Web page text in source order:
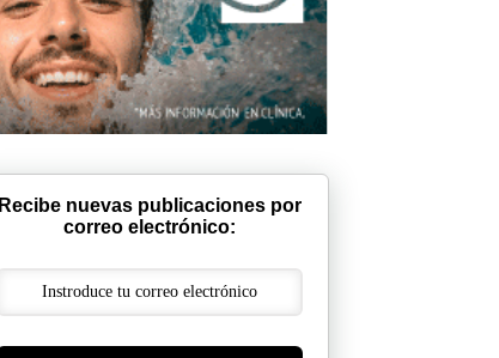
Recibe nuevas publicaciones por
correo electrónico: